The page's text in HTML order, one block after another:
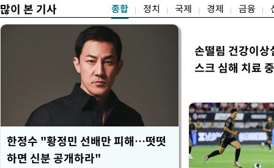
많이 본 기사 종합 정치 국제 경제 금융
한정수 "황정민 선배만 피해…떳떳
하면 신분 공개하라"
손떨림 건강이
스크 심해 치료